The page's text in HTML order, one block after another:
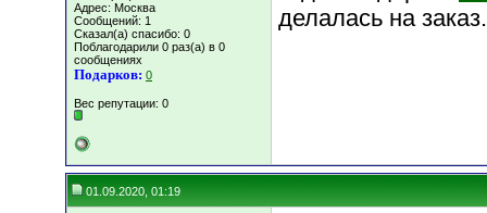
Адрес: Москва
Сообщений: 1
Сказал(а) спасибо: 0
Поблагодарили 0 раз(а) в 0
сообщениях
Подарков: 0
Вес репутации: 0
делалась на заказ.
01.09.2020, 01:19